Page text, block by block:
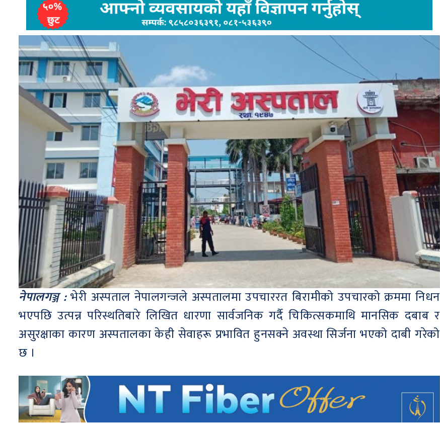
नेपालगञ्ज :भेरी अस्पताल नेपालगन्जले अस्पतालमा उपचाररत बिरामीको उपचारको क्रममा निधन
भएपछि उत्पन्न परिस्थतिबारे लिखित धारणा सार्वजनिक गर्दै चिकित्सकमाथि मानसिक दबाब र
असुरक्षाका कारण अस्पतालका केही सेवाहरू प्रभावित हुनसक्ने अवस्था सिर्जना भएको दाबी गरेको
छ ।